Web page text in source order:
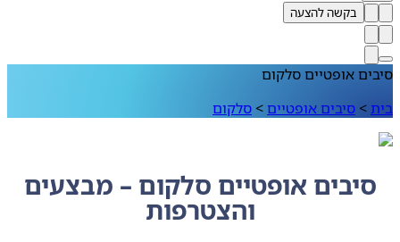
בקשה להצעה
אופטיים סלקום
>סיבים אופטיים>סלקום
אופטיים סלקום – מבצעים
והצטרפות